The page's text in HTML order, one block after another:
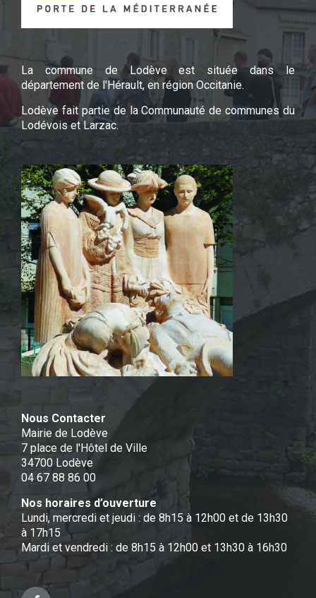
La commune de Lodève est située dans le
département de l'Hérault, en région Occitanie.
Lodève fait partie de la Communauté de communes du
Lodévois et Larzac.
Nous Contacter
Mairie de Lodève
7 place de l'Hôtel de Ville
34700 Lodève
04 67 88 86 00
Nos horaires d’ouverture
Lundi, mercredi et jeudi : de 8h15 à 12h00 et de 13h30
à 17h15
Mardi et vendredi : de 8h15 à 12h00 et 13h30 à 16h30